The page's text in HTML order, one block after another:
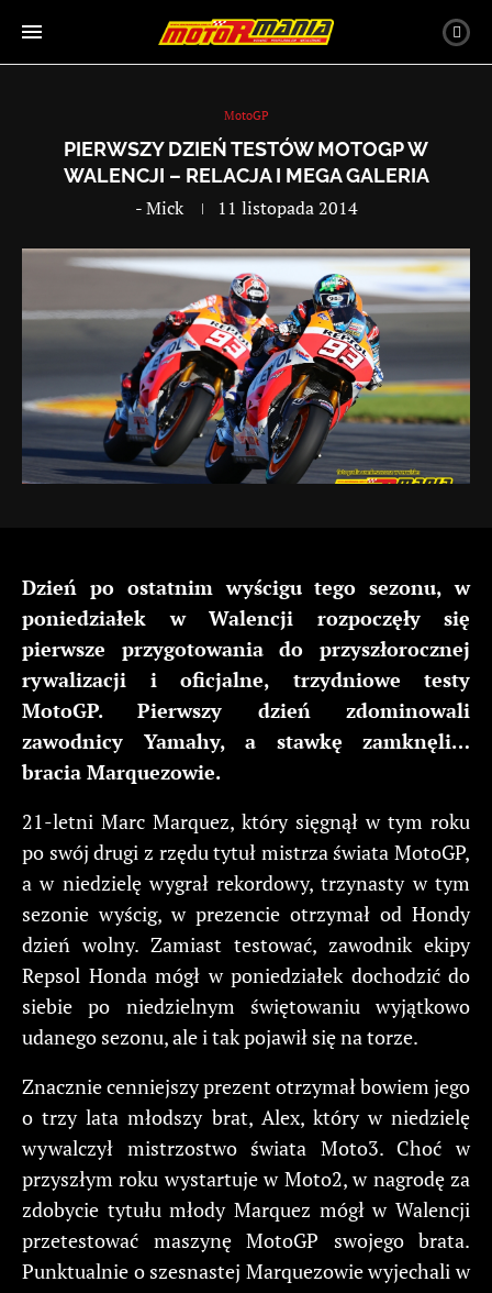
MotoGP
PIERWSZY DZIEŃ TESTÓW MOTOGP W
WALENCJI – RELACJA I MEGA GALERIA
-Mick 11 listopada 2014
Dzień po ostatnim wyścigu tego sezonu, w
poniedziałek w Walencji rozpoczęły się
pierwsze przygotowania do przyszłorocznej
rywalizacji i oficjalne, trzydniowe testy
MotoGP. Pierwszy dzień zdominowali
zawodnicy Yamahy, a stawkę zamknęli…
bracia Marquezowie.
21-letni Marc Marquez, który sięgnął w tym roku
po swój drugi z rzędu tytuł mistrza świata MotoGP,
a w niedzielę wygrał rekordowy, trzynasty w tym
sezonie wyścig, w prezencie otrzymał od Hondy
dzień wolny. Zamiast testować, zawodnik ekipy
Repsol Honda mógł w poniedziałek dochodzić do
siebie po niedzielnym świętowaniu wyjątkowo
udanego sezonu, ale i tak pojawił się na torze.
Znacznie cenniejszy prezent otrzymał bowiem jego
o trzy lata młodszy brat, Alex, który w niedzielę
wywalczył mistrzostwo świata Moto3. Choć w
przyszłym roku wystartuje w Moto2, w nagrodę za
zdobycie tytułu młody Marquez mógł w Walencji
przetestować maszynę MotoGP swojego brata.
Punktualnie o szesnastej Marquezowie wyjechali w